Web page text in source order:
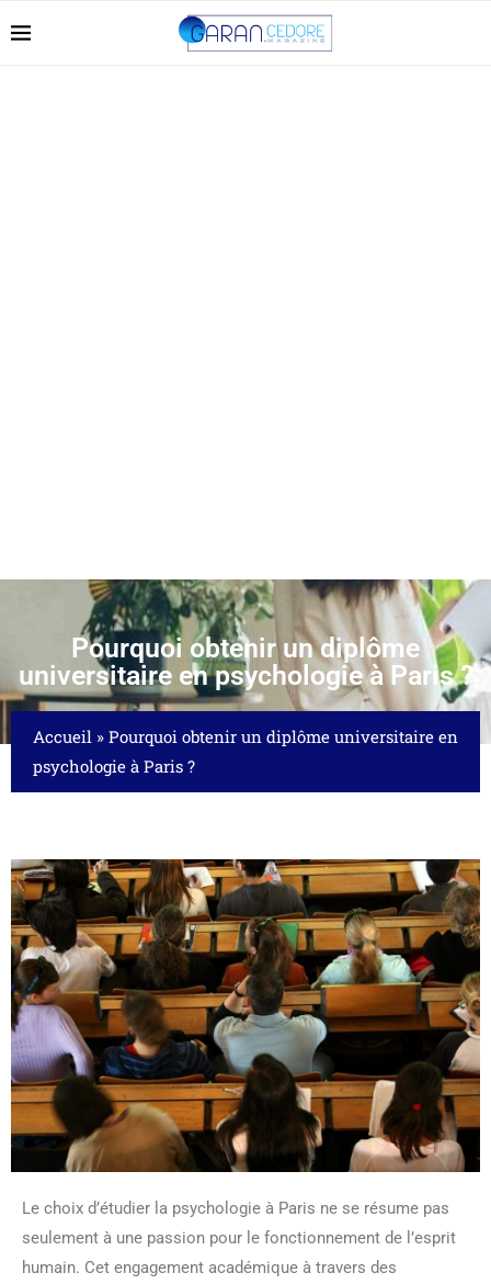
Pourquoi obtenir un diplôme
universitaire en psychologie à Paris ?
Accueil » Pourquoi obtenir un diplôme universitaire en
psychologie à Paris ?
Le choix d’étudier la psychologie à Paris ne se résume pas
seulement à une passion pour le fonctionnement de l’esprit
humain. Cet engagement académique à travers des